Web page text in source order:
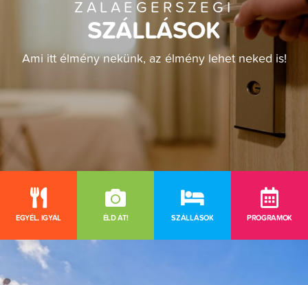
ZALAEGERSZEGI
SZÁLLÁSOK
Ami itt élmény nekünk, az élmény lehet neked is!
EGYÉL, IGYÁL ÉLD ÁT! SZÁLLÁSOK PROGRAMOK